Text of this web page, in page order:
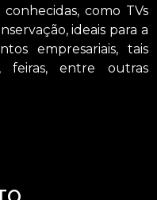
como TVs
ideais para a
empresariais, tais
feiras, entre outras